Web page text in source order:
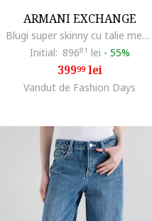
ARMANI EXCHANGE
Blugi super skinny cu talie medie, Negru
Initial: 89681 lei - 55%
39999lei
Vandut de Fashion Days